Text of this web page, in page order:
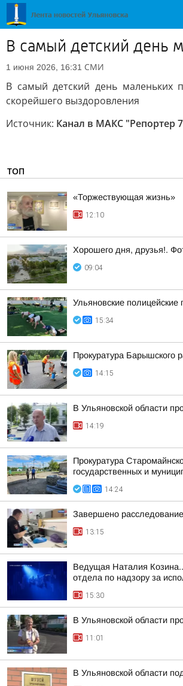
В самый детский день
1 июня 2026, 16:31 СМИ
В самый детский день маленьких
скорейшего выздоровления
Источник: Канал в МАКС "Репортер
ТОП
«Торжествующая жизнь»
12:10
Хорошего дня, друзья!.
09:04
Ульяновские
15:34
Прокуратура Барышского
14:15
В Ульяновской области
14:19
Прокуратура
государственных и
14:24
Завершено
13:15
Ведущая Наталия
отдела по надзору за
15:30
В Ульяновской области
11:01
В Ульяновской области